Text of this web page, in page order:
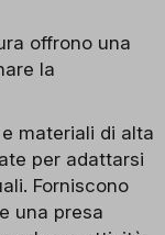
offrono una
la
materiali di alta
per adattarsi
Forniscono
una presa